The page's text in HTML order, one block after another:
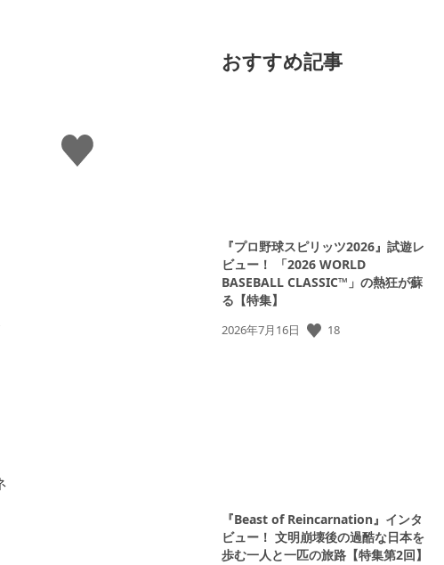
い
い
ね
おすすめ記事
『プロ野球スピリッツ2026』試遊レ
ビュー！ 「2026 WORLD
BASEBALL CLASSIC™」の熱狂が蘇
る【特集】
公
2026年7月16日 18
『Beast of Reincarnation』インタ
ビュー！ 文明崩壊後の過酷な日本を
歩む一人と一匹の旅路【特集第2回】